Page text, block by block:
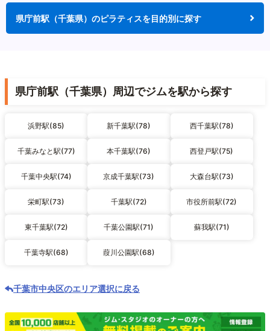
県庁前駅（千葉県）のピラティスを目的別に探す
県庁前駅（千葉県）周辺でジムを駅から探す
浜野駅(85) 新千葉駅(78) 西千葉駅(78)
千葉みなと駅(77) 本千葉駅(76) 西登戸駅(75)
千葉中央駅(74) 京成千葉駅(73) 大森台駅(73)
栄町駅(73) 千葉駅(72) 市役所前駅(72)
東千葉駅(72) 千葉公園駅(71) 蘇我駅(71)
千葉寺駅(68) 葭川公園駅(68)
千葉市中央区のエリア選択に戻る